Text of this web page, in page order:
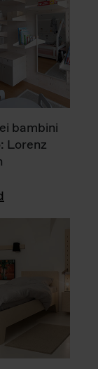
bambini
Lorenz